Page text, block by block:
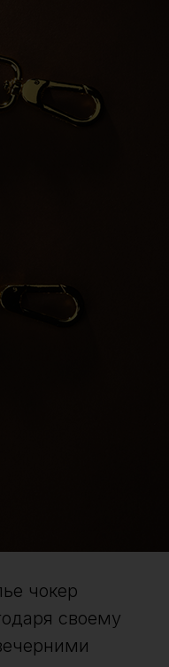
чокер
своему